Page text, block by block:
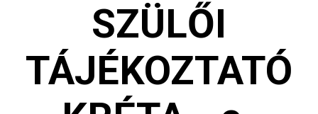
SZÜLŐI
TÁJÉKOZTATÓ